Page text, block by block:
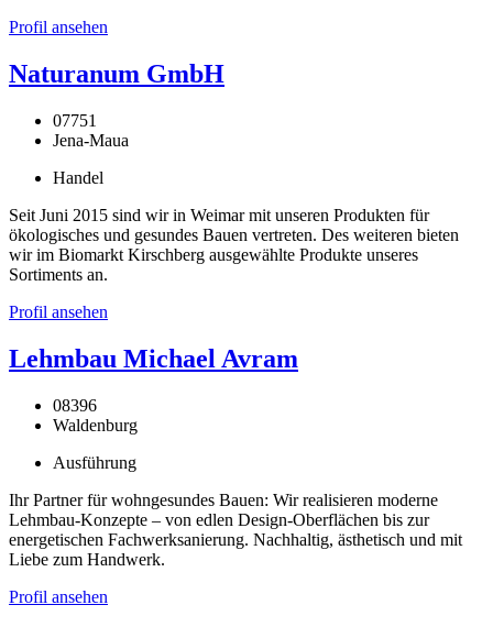
Profil ansehen
Naturanum GmbH
07751
Jena-Maua
Handel
Seit Juni 2015 sind wir in Weimar mit unseren Produkten für
ökologisches und gesundes Bauen vertreten. Des weiteren bieten
wir im Biomarkt Kirschberg ausgewählte Produkte unseres
Sortiments an.
Profil ansehen
Lehmbau Michael Avram
08396
Waldenburg
Ausführung
Ihr Partner für wohngesundes Bauen: Wir realisieren moderne
Lehmbau-Konzepte – von edlen Design-Oberflächen bis zur
energetischen Fachwerksanierung. Nachhaltig, ästhetisch und mit
Liebe zum Handwerk.
Profil ansehen